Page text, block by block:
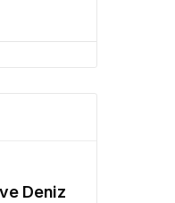
Deniz